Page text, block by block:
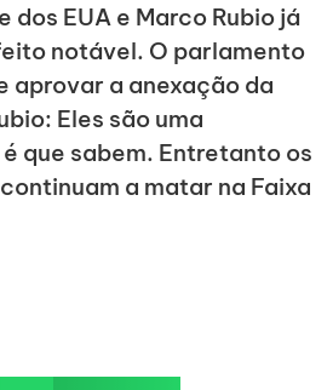
EUA e Marco Rubio já
notável. O parlamento
aprovar a anexação da
Eles são uma
que sabem. Entretanto os
a matar na Faixa